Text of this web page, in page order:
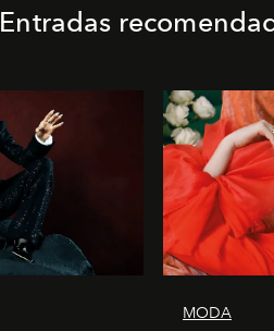
Entradas
MODA